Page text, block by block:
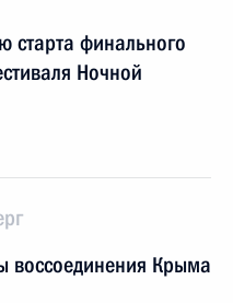
старта финального
Ночной
воссоединения Крыма